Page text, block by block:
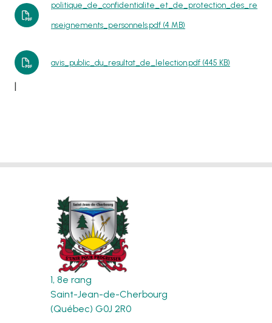
politique_de_confidentialite_et_de_protection_des_re
nseignements_personnels.pdf (4 MB)
avis_public_du_resultat_de_lelection.pdf (445 KB)
l
1, 8e rang
Saint-Jean-de-Cherbourg
(Québec) G0J 2R0